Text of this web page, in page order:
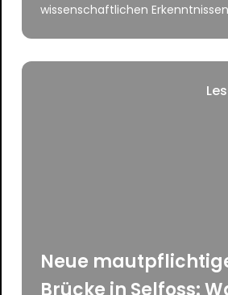
wissenschaftlichen
Neue
Brücke in Selfoss: